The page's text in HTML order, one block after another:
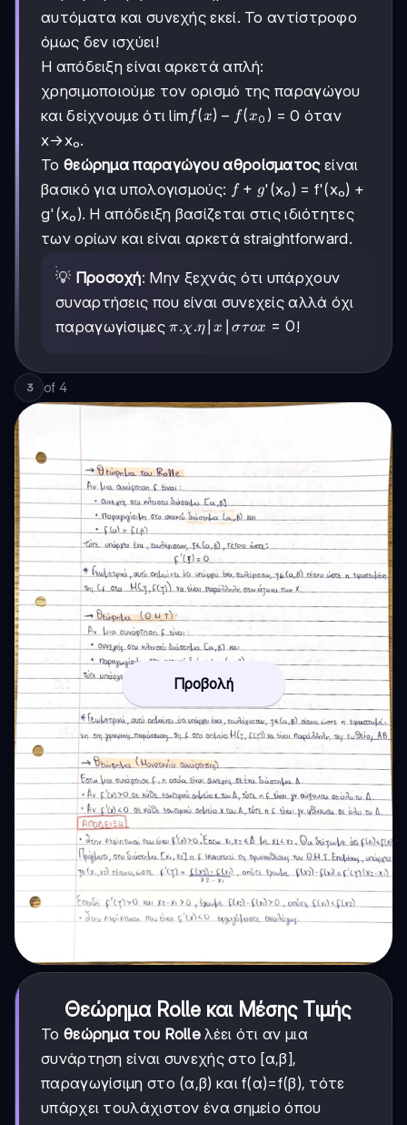
αυτόματα και συνεχής εκεί. Το αντίστροφο
όμως δεν ισχύει!
Η απόδειξη είναι αρκετά απλή:
χρησιμοποιούμε τον ορισμό της παραγώγου
και δείχνουμε ότι limf(x)-
f(x) − f(x0 ) = 0 όταν
x→x₀.
Το θεώρημα παραγώγου αθροίσματοςείναι
βασικό για υπολογισμούς: f+g
f + g'(x₀) = f'(x₀) +
g'(x₀). Η απόδειξη βασίζεται στις ιδιότητες
των ορίων και είναι αρκετά straightforward.
💡 Προσοχή: Μην ξεχνάς ότι υπάρχουν
συναρτήσεις που είναι συνεχείς αλλά όχι
παραγωγίσιμεςπ.χ.
x=0
π.χ.η∣x στοx = 0!
3 of 4
Προβολή
Θεώρημα Rolle και Μέσης Τιμής
Το θεώρημα του Rolle λέει ότι αν μια
συνάρτηση είναι συνεχής στο [α,β],
παραγωγίσιμη στο (α,β) και f(α)=f(β), τότε
υπάρχει τουλάχιστον ένα σημείο όπου